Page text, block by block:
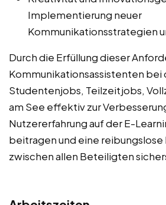
Implementierung neuer
Kommunikationsstrategien
Durch die Erfüllung dieser
Kommunikationsassistenten bei
Studentenjobs, Teilzeitjobs,
am See effektiv zur
Nutzererfahrung auf der E-
beitragen und eine
zwischen allen Beteiligten